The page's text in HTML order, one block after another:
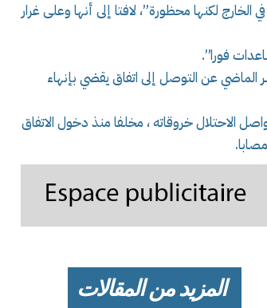
لكنها محظورة”، لافتا إلى أنها وعلى غرار
فورا”.
عن التوصل إلى اتفاق يقضي بإنهاء
الاحتلال خروقاته ، مخلفا منذ دخول الاتفاق
المزيد من المقالات